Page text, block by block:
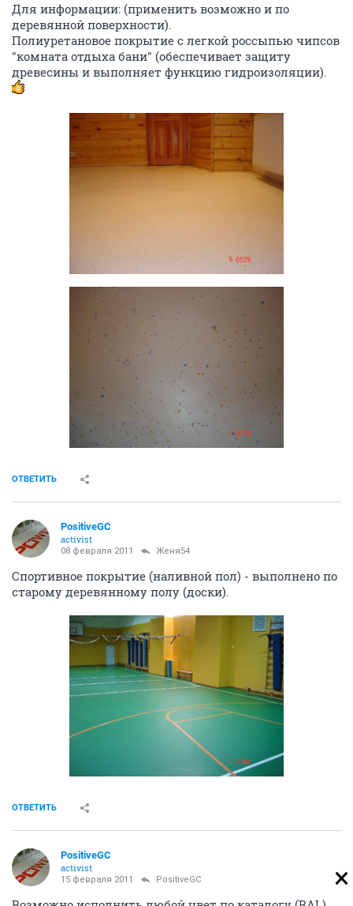
Для информации: (применить возможно и по
деревянной поверхности).
Полиуретановое покрытие с легкой россыпью чипсов
"комната отдыха бани" (обеспечивает защиту
древесины и выполняет функцию гидроизоляции).
ОТВЕТИТЬ
PositiveGC
activist
08 февраля 2011 Женя54
Спортивное покрытие (наливной пол) - выполнено по
старому деревянному полу (доски).
ОТВЕТИТЬ
PositiveGC
activist
15 февраля 2011 PositiveGC